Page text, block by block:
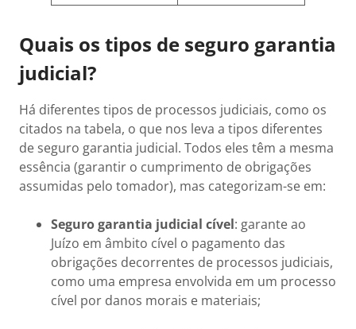
Quais os tipos de seguro garantia
judicial?
Há diferentes tipos de processos judiciais, como os
citados na tabela, o que nos leva a tipos diferentes
de seguro garantia judicial. Todos eles têm a mesma
essência (garantir o cumprimento de obrigações
assumidas pelo tomador), mas categorizam-se em:
Seguro garantia judicial cível: garante ao
Juízo em âmbito cível o pagamento das
obrigações decorrentes de processos judiciais,
como uma empresa envolvida em um processo
cível por danos morais e materiais;